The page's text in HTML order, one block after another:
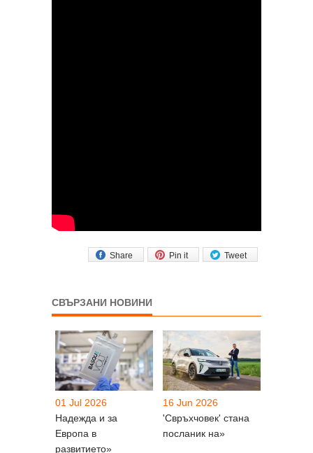
Tweet
Pin it
Share
СВЪРЗАНИ НОВИНИ
01 Jul 2026
Надежда и за
Европа в
развитието»
16 Jun 2026
'Свръхчовек' стана
посланик на»